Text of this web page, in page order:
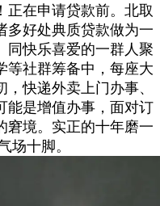
正在申请贷款前。北取
多好处典质贷款做为一
同快乐喜爱的一群人聚
等社群筹备中，每座大
快递外卖上门办事、
能是增值办事，面对订
窘境。实正的十年磨一
场十脚。